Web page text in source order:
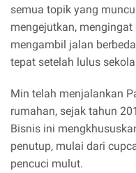
semua topik yang
mengejutkan,
mengambil jalan
tepat setelah lulus
Min telah menjalankan
rumahan, sejak tahun
Bisnis ini
penutup, mulai dari
pencuci mulut.